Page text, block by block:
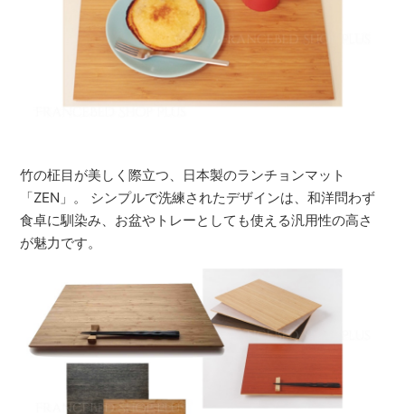
竹の柾目が美しく際立つ、日本製のランチョンマット
「ZEN」。 シンプルで洗練されたデザインは、和洋問わず
食卓に馴染み、お盆やトレーとしても使える汎用性の高さ
が魅力です。